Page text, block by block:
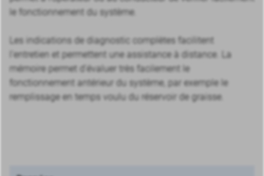
le fonctionnement du système.
Les indications de diagnostic complètes facilitent
l’entretien et permettent une assistance à distance. La
mémoire permet d’évaluer très facilement le
fonctionnement antérieur du système, par exemple le
remplissage en temps voulu du réservoir de graisse.